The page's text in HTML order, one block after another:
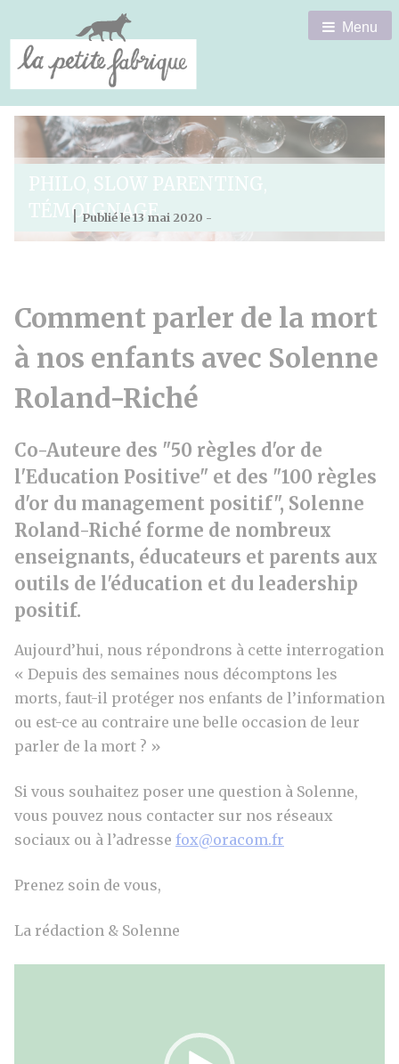
Menu
PHILO SLOW PARENTING
TÉMOIGNAGE
|Publié le 13 mai 2020 -
Comment parler de la mort
à nos enfants avec Solenne
Roland-Riché
Co-Auteure des "50 règles d'or de
l'Education Positive" et des "100 règles
d'or du management positif", Solenne
Roland-Riché forme de nombreux
enseignants, éducateurs et parents aux
outils de l'éducation et du leadership
positif.
Aujourd’hui, nous répondrons à cette interrogation
« Depuis des semaines nous décomptons les
morts, faut-il protéger nos enfants de l’information
ou est-ce au contraire une belle occasion de leur
parler de la mort ? »
Si vous souhaitez poser une question à Solenne,
vous pouvez nous contacter sur nos réseaux
sociaux ou à l’adresse fox@oracom.fr
Prenez soin de vous,
La rédaction & Solenne